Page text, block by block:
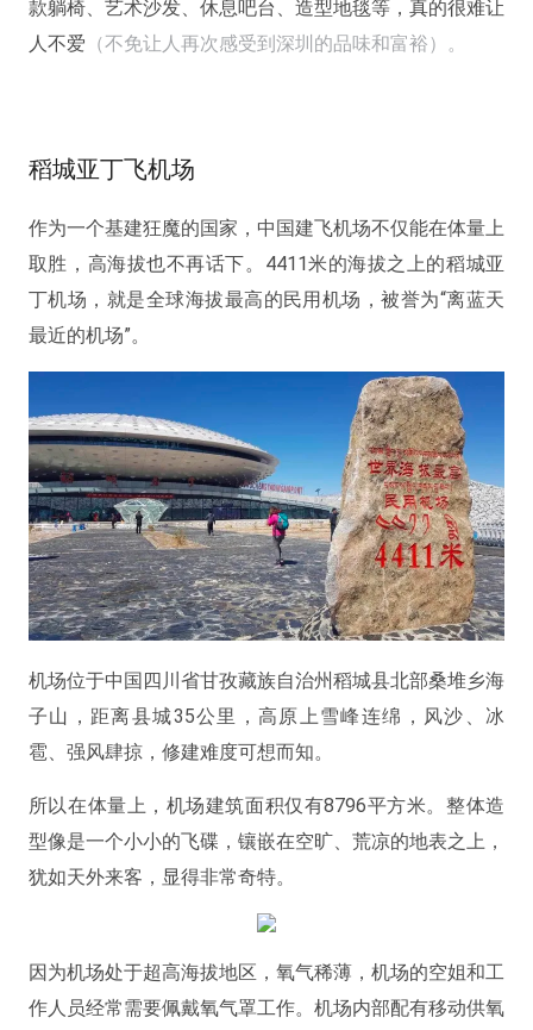
款躺椅、艺术沙发、休息吧台、造型地毯等，真的很难让
人不爱 （不免让人再次感受到深圳的品味和富裕）。
稻城亚丁飞机场
作为一个基建狂魔的国家，中国建飞机场不仅能在体量上
取胜，高海拔也不再话下。4411米的海拔之上的稻城亚
丁机场，就是全球海拔最高的民用机场，被誉为“离蓝天
最近的机场”。
机场位于中国四川省甘孜藏族自治州稻城县北部桑堆乡海
子山，距离县城35公里，高原上雪峰连绵，风沙、冰
雹、强风肆掠，修建难度可想而知。
所以在体量上，机场建筑面积仅有8796平方米。整体造
型像是一个小小的飞碟，镶嵌在空旷、荒凉的地表之上，
犹如天外来客，显得非常奇特。
因为机场处于超高海拔地区，氧气稀薄，机场的空姐和工
作人员经常需要佩戴氧气罩工作。机场内部配有移动供氧